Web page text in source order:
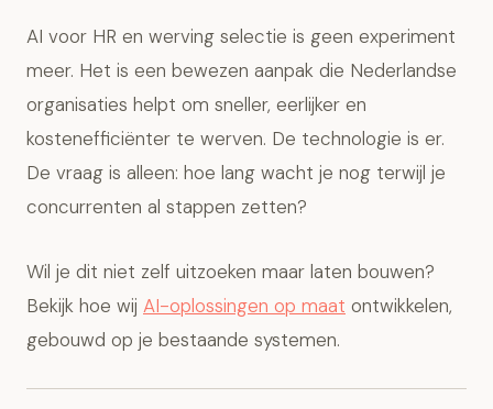
AI voor HR en werving selectie is geen experiment
meer. Het is een bewezen aanpak die Nederlandse
organisaties helpt om sneller, eerlijker en
kostenefficiënter te werven. De technologie is er.
De vraag is alleen: hoe lang wacht je nog terwijl je
concurrenten al stappen zetten?
Wil je dit niet zelf uitzoeken maar laten bouwen?
Bekijk hoe wij AI-oplossingen op maat ontwikkelen,
gebouwd op je bestaande systemen.